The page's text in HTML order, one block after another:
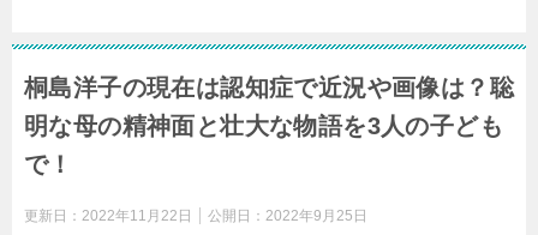
桐島洋子の現在は認知症で近況や画像は？聡
明な母の精神面と壮大な物語を3人の子ども
で！
更新日： 2022年11月22日 公開日： 2022年9月25日